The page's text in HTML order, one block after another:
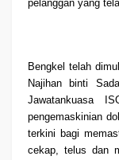
pelanggan yang
Bengkel telah
Najihan binti
Jawatankuasa
pengemaskinian
terkini bagi
cekap, telus dan